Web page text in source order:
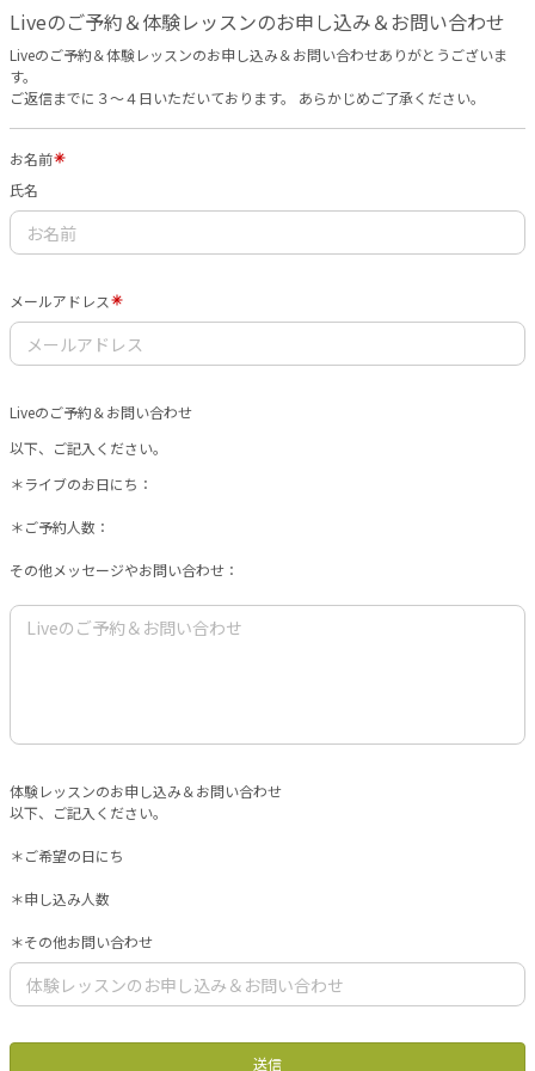
Liveのご予約＆体験レッスンのお申し込み＆お問い合わせ
Liveのご予約＆体験レッスンのお申し込み＆お問い合わせありがとうございま
す。
ご返信までに３〜４日いただいております。 あらかじめご了承ください。
お名前
氏名
メールアドレス
Liveのご予約＆お問い合わせ
以下、ご記入ください。
＊ライブのお日にち：
＊ご予約人数：
その他メッセージやお問い合わせ：
体験レッスンのお申し込み＆お問い合わせ
以下、ご記入ください。
＊ご希望の日にち
＊申し込み人数
＊その他お問い合わせ
送信